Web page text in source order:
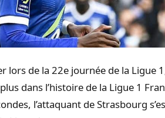
lors de la 22e journée de la Ligue
dans l’histoire de la Ligue 1
l’attaquant de Strasbourg